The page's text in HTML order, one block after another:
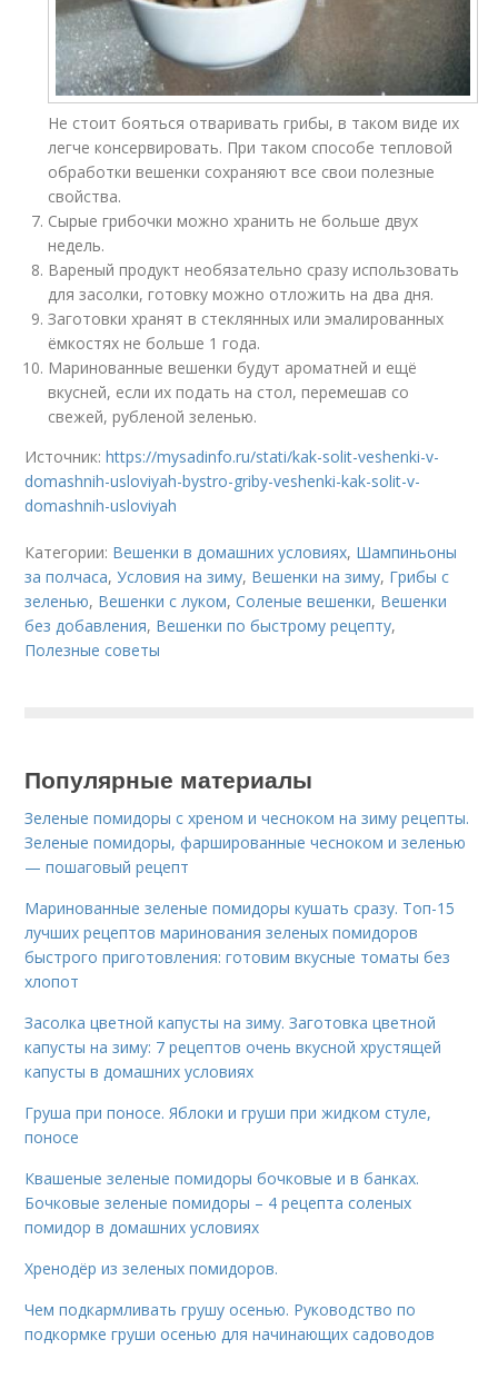
Не стоит бояться отваривать грибы, в таком виде их
легче консервировать. При таком способе тепловой
обработки вешенки сохраняют все свои полезные
свойства.
Сырые грибочки можно хранить не больше двух
недель.
Вареный продукт необязательно сразу использовать
для засолки, готовку можно отложить на два дня.
Заготовки хранят в стеклянных или эмалированных
ёмкостях не больше 1 года.
Маринованные вешенки будут ароматней и ещё
вкусней, если их подать на стол, перемешав со
свежей, рубленой зеленью.
Источник:https://mysadinfo.ru/stati/kak-solit-veshenki-v-
domashnih-usloviyah-bystro-griby-veshenki-kak-solit-v-
domashnih-usloviyah
Категории: Вешенки в домашних условиях, Шампиньоны
за полчаса,Условия на зиму, Вешенки на зиму, Грибы с
зеленью, Вешенки с луком,Соленые вешенки, Вешенки
без добавления, Вешенки по быстрому рецепту,
Полезные советы
Популярные материалы
Зеленые помидоры с хреном и чесноком на зиму рецепты.
Зеленые помидоры, фаршированные чесноком и зеленью
— пошаговый рецепт
Маринованные зеленые помидоры кушать сразу. Топ-15
лучших рецептов маринования зеленых помидоров
быстрого приготовления: готовим вкусные томаты без
хлопот
Засолка цветной капусты на зиму. Заготовка цветной
капусты на зиму: 7 рецептов очень вкусной хрустящей
капусты в домашних условиях
Груша при поносе. Яблоки и груши при жидком стуле,
поносе
Квашеные зеленые помидоры бочковые и в банках.
Бочковые зеленые помидоры – 4 рецепта соленых
помидор в домашних условиях
Хренодёр из зеленых помидоров.
Чем подкармливать грушу осенью. Руководство по
подкормке груши осенью для начинающих садоводов